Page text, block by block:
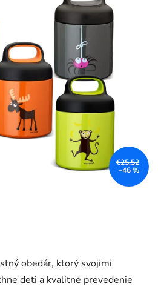
obedár, ktorý svojimi
deti a kvalitné prevedenie
€25,52
–46 %